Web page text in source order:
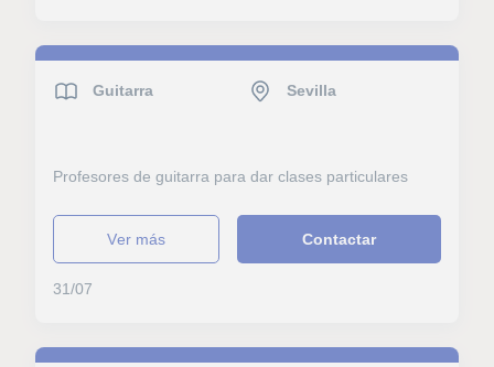
Guitarra Sevilla
Profesores de guitarra para dar clases particulares
ver más Contactar
31/07